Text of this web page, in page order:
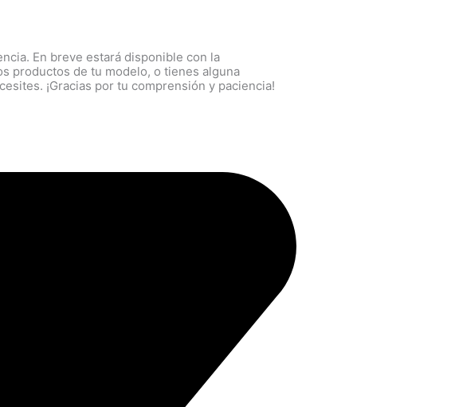
En breve estará disponible con la
productos de tu modelo, o tienes alguna
¡Gracias por tu comprensión y paciencia!